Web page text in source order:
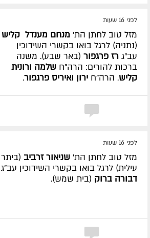
לפני 16 שעות
מזל טוב לחתן הת' מנחם מענדל קליש
(נתניה) לרגל בואו בקשרי השידוכין
עב"ג רז פרגפור (באר שבע). משנה
ברכות להורים: הרה"ח שלמה ורונית
קליש. הרה"ח ירון ואיריס פרגפור.
לפני 16 שעות
מזל טוב לחתן הת' שניאור זרביב (ביתר
עילית) לרגל בואו בקשרי השידוכין עב"ג
דבורה ברוק (בית שמש).